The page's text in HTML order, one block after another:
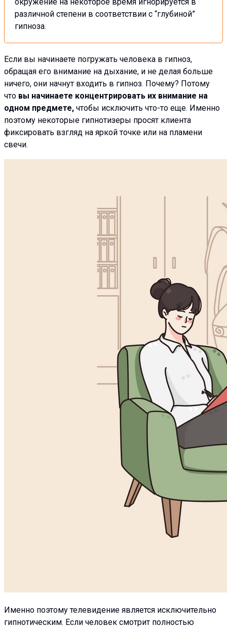
окружение на некоторое время игнорируется в
различной степени в соответствии с “глубиной”
гипноза.
Если вы начинаете погружать человека в гипноз,
обращая его внимание на дыхание, и не делая больше
ничего, они начнут входить в гипноз. Почему? Потому
что вы начинаете концентрировать их внимание на
одном предмете, чтобы исключить что-то еще. Именно
поэтому некоторые гипнотизеры просят клиента
фиксировать взгляд на яркой точке или на пламени
свечи.
Именно поэтому телевидение является исключительно
гипнотическим. Если человек смотрит полностью